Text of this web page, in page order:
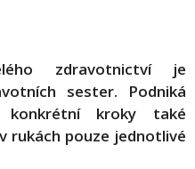
zdravotnictví je
sester. Podniká
kroky také
rukách pouze jednotlivé